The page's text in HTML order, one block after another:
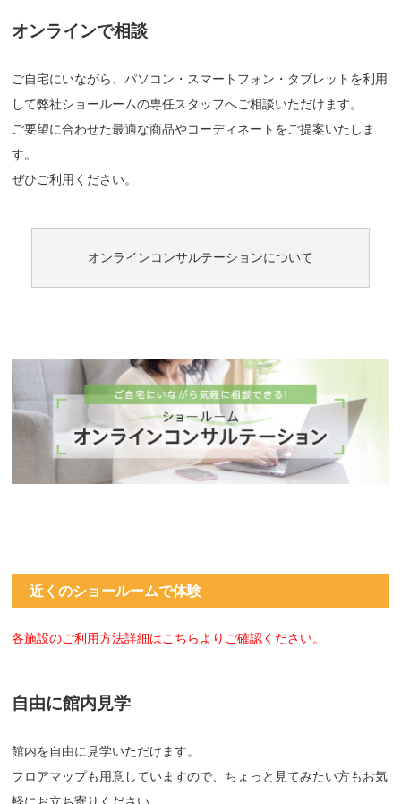
オンラインで相談
ご自宅にいながら、パソコン・スマートフォン・タブレットを利用
して弊社ショールームの専任スタッフへご相談いただけます。
ご要望に合わせた最適な商品やコーディネートをご提案いたしま
す。
ぜひご利用ください。
オンラインコンサルテーションについて
近くのショールームで体験
各施設のご利用方法詳細はこちら よりご確認ください。
自由に館内見学
館内を自由に見学いただけます。
フロアマップも用意していますので、ちょっと見てみたい方もお気
軽にお立ち寄りください。